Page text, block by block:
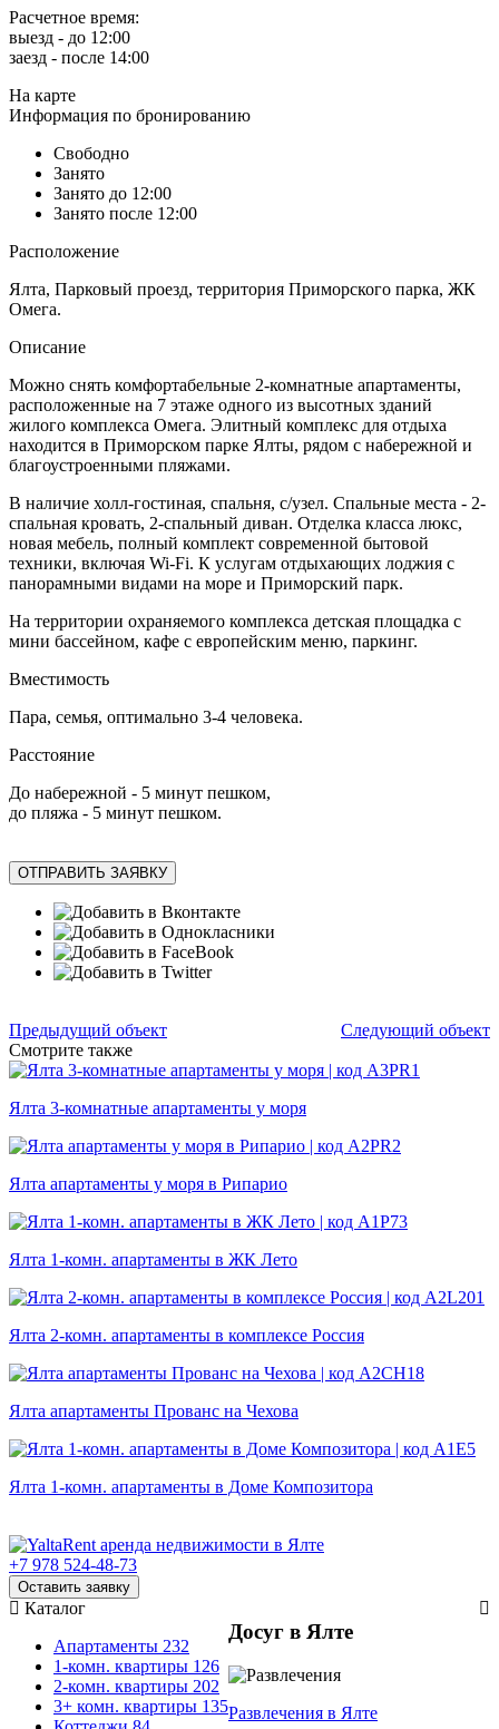
Расчетное время:
выезд - до 12:00
заезд - после 14:00
На карте
Информация по бронированию
Свободно
Занято
Занято до 12:00
Занято после 12:00
Расположение
Ялта, Парковый проезд, территория Приморского парка, ЖК
Омега.
Описание
Можно снять комфортабельные 2-комнатные апартаменты,
расположенные на 7 этаже одного из высотных зданий
жилого комплекса Омега. Элитный комплекс для отдыха
находится в Приморском парке Ялты, рядом с набережной и
благоустроенными пляжами.
В наличие холл-гостиная, спальня, с/узел. Спальные места - 2-
спальная кровать, 2-спальный диван. Отделка класса люкс,
новая мебель, полный комплект современной бытовой
техники, включая Wi-Fi. К услугам отдыхающих лоджия с
панорамными видами на море и Приморский парк.
На территории охраняемого комплекса детская площадка с
мини бассейном, кафе с европейским меню, паркинг.
Вместимость
Пара, семья, оптимально 3-4 человека.
Расстояние
До набережной - 5 минут пешком,
до пляжа - 5 минут пешком.
ОТПРАВИТЬ ЗАЯВКУ
Предыдущий объект
Следующий объект
Смотрите также
Ялта 3-комнатные апартаменты у моря
Ялта апартаменты у моря в Рипарио
Ялта 1-комн. апартаменты в ЖК Лето
Ялта 2-комн. апартаменты в комплексе Россия
Ялта апартаменты Прованс на Чехова
Ялта 1-комн. апартаменты в Доме Композитора
+7 978 524-48-73
Оставить заявку
Каталог
Апартаменты 232
1-комн. квартиры 126
2-комн. квартиры 202
3+ комн. квартиры 135
Досуг в Ялте
Развлечения в Ялте